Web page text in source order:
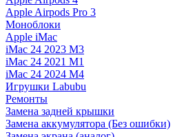
Apple Airpods Pro 3
Моноблоки
Apple iMac
iMac 24 2023 M3
iMac 24 2021 M1
iMac 24 2024 M4
Игрушки Labubu
Ремонты
Замена задней крышки
Замена аккумулятора (Без ошибки)